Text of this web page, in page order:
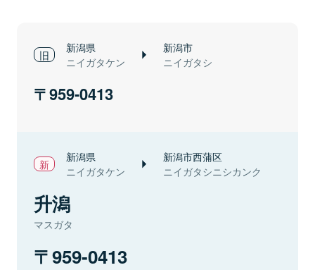
新潟県
ニイガタケン
新潟市
ニイガタシ
959-0413
新潟県
ニイガタケン
新潟市西蒲区
ニイガタシニシカンク
升潟
マスガタ
959-0413